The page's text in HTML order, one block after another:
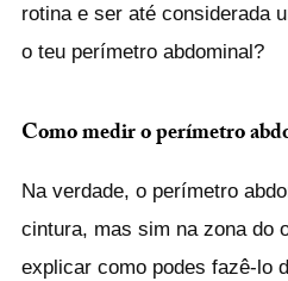
rotina e ser até considerada
o teu perímetro abdominal?
Como medir o perímetro
Na verdade, o perímetro
cintura, mas sim na zona do
explicar como podes fazê-lo